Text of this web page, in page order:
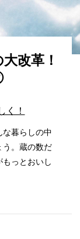
改革！
く！
な暮らしの中
う。蔵の数だ
っとおいし